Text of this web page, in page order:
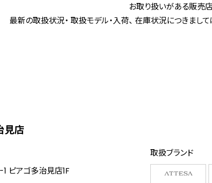
お取り扱いがある販売
最新の取扱状況・ 取扱モデル・入荷、 在庫状況につきまし
見店
ピアゴ多治見店1F
取扱ブランド